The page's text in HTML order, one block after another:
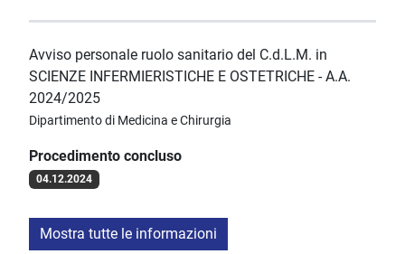
Avviso personale ruolo sanitario del C.d.L.M. in
SCIENZE INFERMIERISTICHE E OSTETRICHE - A.A.
2024/2025
Dipartimento di Medicina e Chirurgia
Procedimento concluso
04.12.2024
Mostra tutte le informazioni